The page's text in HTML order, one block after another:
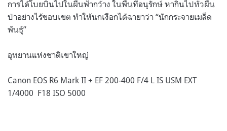
การได้โบยบินไปในผืนฟ้ากว้าง ในพื้นที่อนุรักษ์ หากินไปทั่วผืน
ป่าอย่างไร้ขอบเขต ทำให้นกเงือกได้ฉายาว่า “นักกระจายเมล็ด
พันธุ์”
อุทยานแห่งชาติเขาใหญ่
Canon EOS R6 Mark II + EF 200-400 F/4 L IS USM EXT
1/4000 F18 ISO 5000